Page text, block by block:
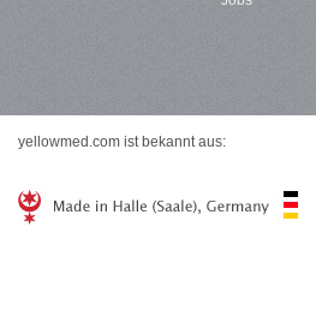
yellowmed.com ist bekannt aus: